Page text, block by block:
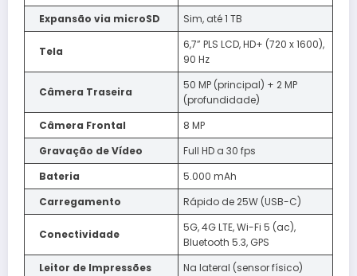
Expansão via microSD Sim, até 1 TB
Tela
6,7” PLS LCD, HD+ (720 x 1600),
90 Hz
Câmera Traseira
50 MP (principal) + 2 MP
(profundidade)
Câmera Frontal
8 MP
Gravação de Vídeo
Full HD a 30 fps
Bateria
5.000 mAh
Carregamento
Rápido de 25W (USB-C)
Conectividade
5G, 4G LTE, Wi-Fi 5 (ac),
Bluetooth 5.3, GPS
Leitor de Impressões
Na lateral (sensor físico)